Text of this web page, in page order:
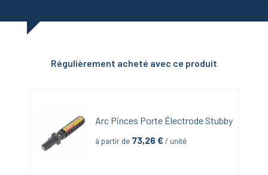
Régulièrement acheté avec ce produit
Arc Pinces Porte Électrode Stubby
à partir de 73,26 € / unité